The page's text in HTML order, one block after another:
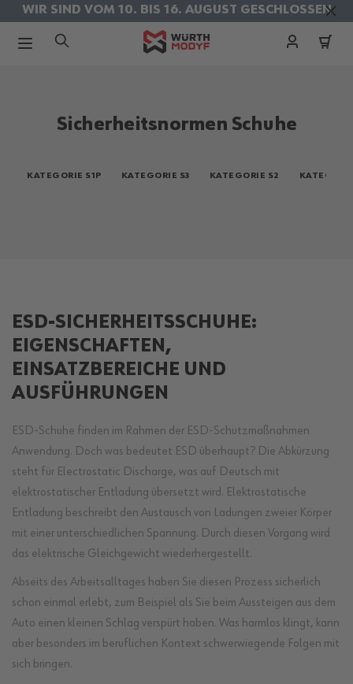
KOSTENLOSER VERSAND IM AUGUST
WIR SIND VOM 10. BIS 16. AUGUST GESCHLOSSEN
Sicherheitsnormen Schuhe
KATEGORIE S1P KATEGORIE S3 KATEGORIE S2
ESD-SICHERHEITSSCHUHE:
EIGENSCHAFTEN,
EINSATZBEREICHE UND
AUSFÜHRUNGEN
ESD-Schuhe finden im Rahmen der ESD-Schutzmaßnahmen
Anwendung. Doch was bedeutet ESD überhaupt? Die Abkürzung
steht für Electrostatic Discharge, was auf Deutsch mit
elektrostatischer Entladung übersetzt wird. Elektrostatische
Entladung beschreibt den Austausch von Ladungen zweier Körper
mit einer unterschiedlichen Spannung. Durch diesen Vorgang wird
das elektrische Gleichgewicht wiederhergestellt.
Abseits des Arbeitsalltages haben Sie diesen Prozess sicherlich
schon einmal erlebt, zum Beispiel als Sie beim Aussteigen aus dem
Auto einen kleinen Schlag verspürt haben. Was harmlos klingt, kann
aber besonders im beruflichen Kontext schwerwiegende Folgen mit
sich bringen.